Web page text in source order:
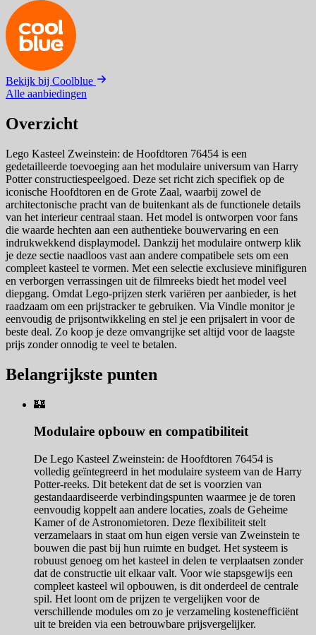
Bekijk bij Coolblue
Alle aanbiedingen
Overzicht
Lego Kasteel Zweinstein: de Hoofdtoren 76454 is een
gedetailleerde toevoeging aan het modulaire universum van Harry
Potter constructiespeelgoed. Deze set richt zich specifiek op de
iconische Hoofdtoren en de Grote Zaal, waarbij zowel de
architectonische pracht van de buitenkant als de functionele details
van het interieur centraal staan. Het model is ontworpen voor fans
die waarde hechten aan een authentieke bouwervaring en een
indrukwekkend displaymodel. Dankzij het modulaire ontwerp klik
je deze sectie naadloos vast aan andere compatibele sets om een
compleet kasteel te vormen. Met een selectie exclusieve minifiguren
en verborgen verrassingen uit de filmreeks biedt het model veel
diepgang. Omdat Lego-prijzen sterk variëren per aanbieder, is het
raadzaam om een prijstracker te gebruiken. Via Vindle monitor je
eenvoudig de prijsontwikkeling en stel je een prijsalert in voor de
beste deal. Zo koop je deze omvangrijke set altijd voor de laagste
prijs zonder onnodig te veel te betalen.
Belangrijkste punten
🏰
Modulaire opbouw en compatibiliteit
De Lego Kasteel Zweinstein: de Hoofdtoren 76454 is
volledig geïntegreerd in het modulaire systeem van de Harry
Potter-reeks. Dit betekent dat de set is voorzien van
gestandaardiseerde verbindingspunten waarmee je de toren
eenvoudig koppelt aan andere locaties, zoals de Geheime
Kamer of de Astronomietoren. Deze flexibiliteit stelt
verzamelaars in staat om hun eigen versie van Zweinstein te
bouwen die past bij hun ruimte en budget. Het systeem is
robuust genoeg om het kasteel in delen te verplaatsen zonder
dat de constructie uit elkaar valt. Voor wie stapsgewijs een
compleet kasteel wil opbouwen, is dit onderdeel de centrale
spil. Het loont om de prijzen te vergelijken voor de
verschillende modules om zo je verzameling kostenefficiënt
uit te breiden via een betrouwbare prijsvergelijker.